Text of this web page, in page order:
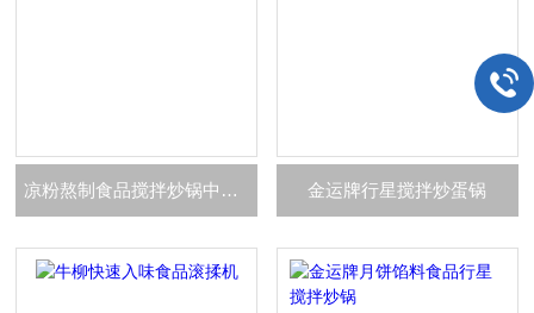
凉粉熬制食品搅拌炒锅中央厨房食品锅 金运牌行星搅拌炒蛋锅